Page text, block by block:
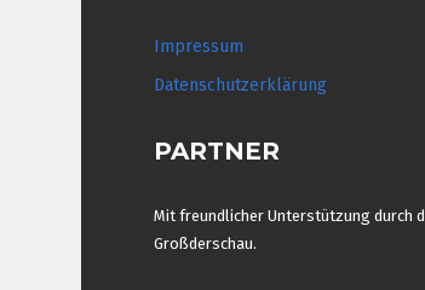
Impressum
Datenschutzerklärung
PARTNER
Mit freundlicher Unterstützung durch
Großderschau.